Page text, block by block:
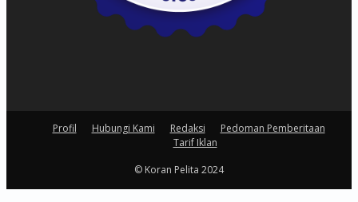
Profil Hubungi Kami Redaksi
Pedoman Pemberitaan
Tarif Iklan
© Koran Pelita 2024